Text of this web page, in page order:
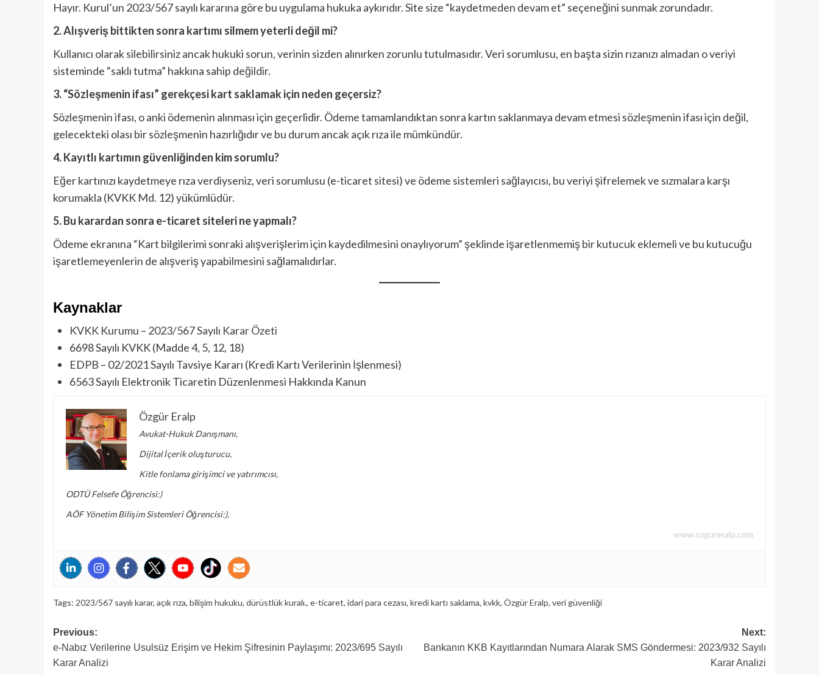
Hayır. Kurul’un 2023/567 sayılı kararına göre bu uygulama hukuka aykırıdır. Site size “kaydetmeden devam et” seçeneğini sunmak zorundadır.
2. Alışveriş bittikten sonra kartımı silmem yeterli değil mi?
Kullanıcı olarak silebilirsiniz ancak hukuki sorun, verinin sizden alınırken zorunlu tutulmasıdır. Veri sorumlusu, en başta sizin rızanızı almadan o veriyi
sisteminde “saklı tutma” hakkına sahip değildir.
3. “Sözleşmenin ifası” gerekçesi kart saklamak için neden geçersiz?
Sözleşmenin ifası, o anki ödemenin alınması için geçerlidir. Ödeme tamamlandıktan sonra kartın saklanmaya devam etmesi sözleşmenin ifası için değil,
gelecekteki olası bir sözleşmenin hazırlığıdır ve bu durum ancak açık rıza ile mümkündür.
4. Kayıtlı kartımın güvenliğinden kim sorumlu?
Eğer kartınızı kaydetmeye rıza verdiyseniz, veri sorumlusu (e-ticaret sitesi) ve ödeme sistemleri sağlayıcısı, bu veriyi şifrelemek ve sızmalara karşı
korumakla (KVKK Md. 12) yükümlüdür.
5. Bu karardan sonra e-ticaret siteleri ne yapmalı?
Ödeme ekranına “Kart bilgilerimi sonraki alışverişlerim için kaydedilmesini onaylıyorum” şeklinde işaretlenmemiş bir kutucuk eklemeli ve bu kutucuğu
işaretlemeyenlerin de alışveriş yapabilmesini sağlamalıdırlar.
Kaynaklar
KVKK Kurumu – 2023/567 Sayılı Karar Özeti
6698 Sayılı KVKK (Madde 4, 5, 12, 18)
EDPB – 02/2021 Sayılı Tavsiye Kararı (Kredi Kartı Verilerinin İşlenmesi)
6563 Sayılı Elektronik Ticaretin Düzenlenmesi Hakkında Kanun
Özgür Eralp
Avukat-Hukuk Danışmanı,
Dijital İçerik oluşturucu,
Kitle fonlama girişimci ve yatırımcısı,
ODTÜ Felsefe Öğrencisi:)
AÖF Yönetim Bilişim Sistemleri Öğrencisi:),
www.ozgureralp.com
Tags: 2023/567 sayılı karar, açık rıza, bilişim hukuku, dürüstlük kuralı., e-ticaret, idari para cezası, kredi kartı saklama, kvkk, Özgür Eralp, veri güvenliği
Post
navigation
Previous:
e-Nabız Verilerine Usulsüz Erişim ve Hekim Şifresinin Paylaşımı: 2023/695 Sayılı
Karar Analizi
Next:
Bankanın KKB Kayıtlarından Numara Alarak SMS Göndermesi: 2023/932 Sayılı
Karar Analizi